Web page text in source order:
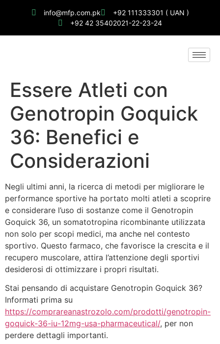
info@mfp.com.pk
+92 111333301 ( UAN )
+92 42 35402021-22-23-24
Essere Atleti con
Genotropin Goquick
36: Benefici e
Considerazioni
Negli ultimi anni, la ricerca di metodi per migliorare le
performance sportive ha portato molti atleti a scoprire
e considerare l’uso di sostanze come il Genotropin
Goquick 36, un somatotropina ricombinante utilizzata
non solo per scopi medici, ma anche nel contesto
sportivo. Questo farmaco, che favorisce la crescita e il
recupero muscolare, attira l’attenzione degli sportivi
desiderosi di ottimizzare i propri risultati.
Stai pensando di acquistare Genotropin Goquick 36?
Informati prima su
https://comprareanastrozolo.com/prodotti/genotropin-
goquick-36-iu-12mg-usa-pharmaceutical/, per non
perdere dettagli importanti.